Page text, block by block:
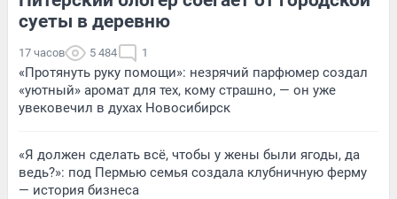
суеты в деревню
17 часов 5 484 1
«Протянуть руку помощи»: незрячий парфюмер создал
«уютный» аромат для тех, кому страшно, — он уже
увековечил в духах Новосибирск
«Я должен сделать всё, чтобы у жены были ягоды, да
ведь?»: под Пермью семья создала клубничную ферму
— история бизнеса